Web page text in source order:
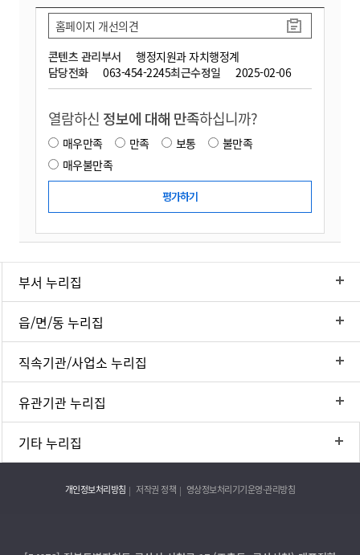
콘텐츠 관리부서
행정지원과 자치행정계
담당전화
063-454-2245최근수정일 2025-02-06
홈페이지 개선의견
열람하신 정보에 대해 만족하십니까?
매우만족 만족 보통
불만족
매우불만족
부서 누리집
읍/면/동 누리집
직속기관/사업소 누리집
유관기관 누리집
기타 누리집
개인정보처리방침 저작권 정책 영상정보처리기기운영·관리방침